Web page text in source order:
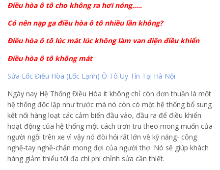
Điều hòa ô tô cho không ra hơi nóng…..
Có nên nạp ga điều hòa ô tô nhiều lần không?
Điều hòa ô tô lúc mát lúc không làm van điện điều khiển
Điều hòa ô tô không mát
Sửa Lốc Điều Hòa (Lốc Lạnh) Ô Tô Uy Tín Tại Hà Nội
Ngày nay Hệ Thống Điều Hòa it không chỉ còn đơn thuần là một
hệ thống độc lập như trước mà nó còn có một hệ thống bổ sung
kết nối hàng loạt các cảm biến đầu vào, đầu ra để điều khiển
hoạt động của hệ thống một cách trơn tru theo mong muốn của
người ngồi trên xe vì vậy nó đòi hỏi rất lớn về kỹ năng- công
nghệ-tay nghề-chẩn mong đợi của người thợ. Nó sẽ giúp khách
hàng giảm thiểu tối đa chi phí chỉnh sửa cần thiết.